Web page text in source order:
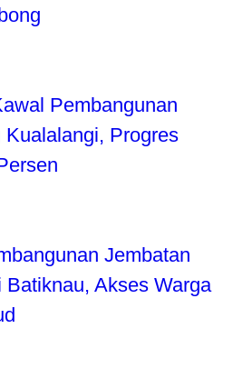
Pembangunan
Progres
Jembatan
Akses Warga